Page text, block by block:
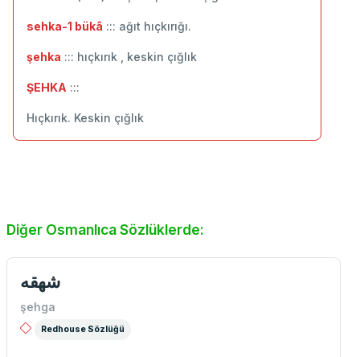
sehka-1 bükâ ::: ağıt hıçkırığı.
şehka ::: hıçkırık , keskin çığlık
ŞEHKA :::
Hıçkırık. Keskin çığlık
Diğer Osmanlıca Sözlüklerde:
شهقه
şehga
Redhouse Sözlüğü